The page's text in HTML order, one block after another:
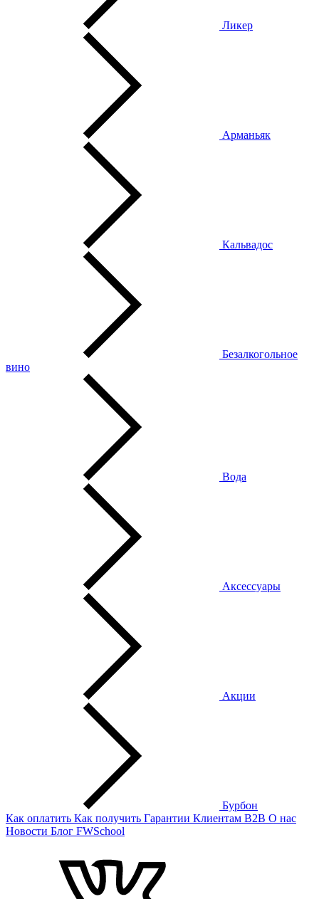
Ликер
Арманьяк
Кальвадос
Безалкогольное
вино
Вода
Аксессуары
Акции
Бурбон
Как оплатить Как получить Гарантии Клиентам B2B О нас
Новости Блог FWSchool